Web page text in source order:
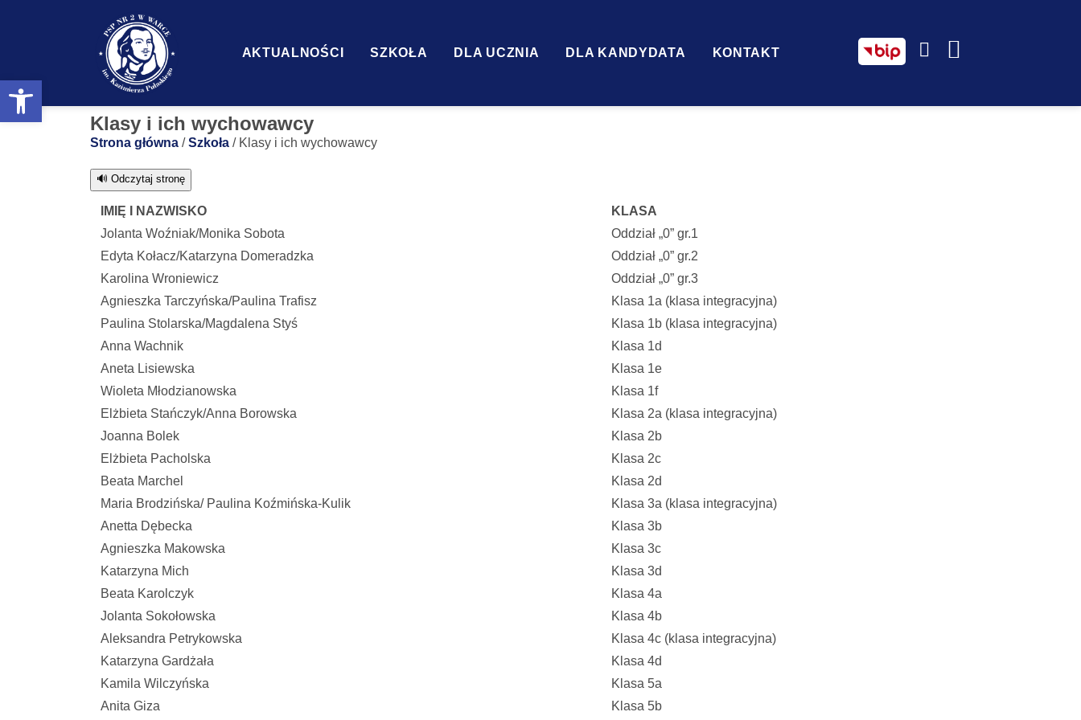
AKTUALNOŚCI SZKOŁA DLA UCZNIA DLA KANDYDATA KONTAKT
Klasy i ich wychowawcy
Strona główna / Szkoła / Klasy i ich wychowawcy
🔊 Odczytaj stronę
IMIĘ I NAZWISKO
KLASA
Jolanta Woźniak/Monika Sobota
Oddział „0” gr.1
Edyta Kołacz/Katarzyna Domeradzka
Oddział „0” gr.2
Karolina Wroniewicz
Oddział „0” gr.3
Agnieszka Tarczyńska/Paulina Trafisz
Klasa 1a (klasa integracyjna)
Paulina Stolarska/Magdalena Styś
Klasa 1b (klasa integracyjna)
Anna Wachnik
Klasa 1d
Aneta Lisiewska
Klasa 1e
Wioleta Młodzianowska
Klasa 1f
Elżbieta Stańczyk/Anna Borowska
Klasa 2a (klasa integracyjna)
Joanna Bolek
Klasa 2b
Elżbieta Pacholska
Klasa 2c
Beata Marchel
Klasa 2d
Maria Brodzińska/ Paulina Koźmińska-Kulik
Klasa 3a (klasa integracyjna)
Anetta Dębecka
Klasa 3b
Agnieszka Makowska
Klasa 3c
Katarzyna Mich
Klasa 3d
Beata Karolczyk
Klasa 4a
Jolanta Sokołowska
Klasa 4b
Aleksandra Petrykowska
Klasa 4c (klasa integracyjna)
Katarzyna Gardżała
Klasa 4d
Kamila Wilczyńska
Klasa 5a
Anita Giza
Klasa 5b
Otwórz pasek narzędzi